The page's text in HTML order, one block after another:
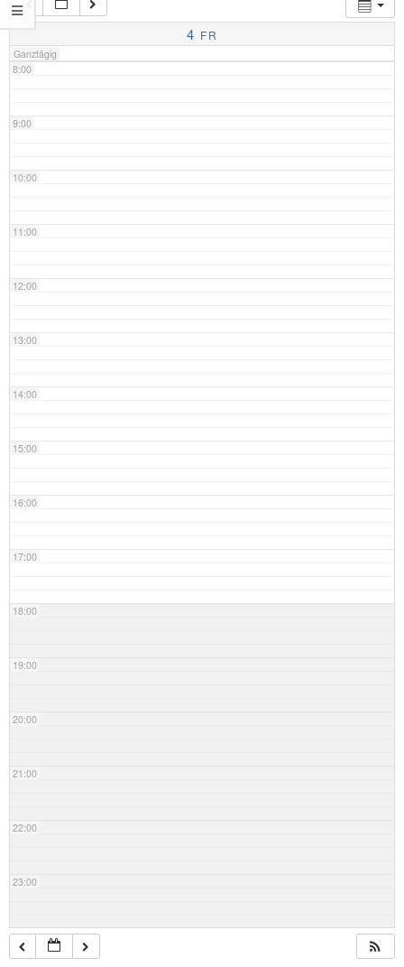
4 FR
Ganztägig
7:00
8:00
9:00
10:00
11:00
12:00
13:00
14:00
15:00
16:00
17:00
18:00
19:00
20:00
21:00
22:00
23:00